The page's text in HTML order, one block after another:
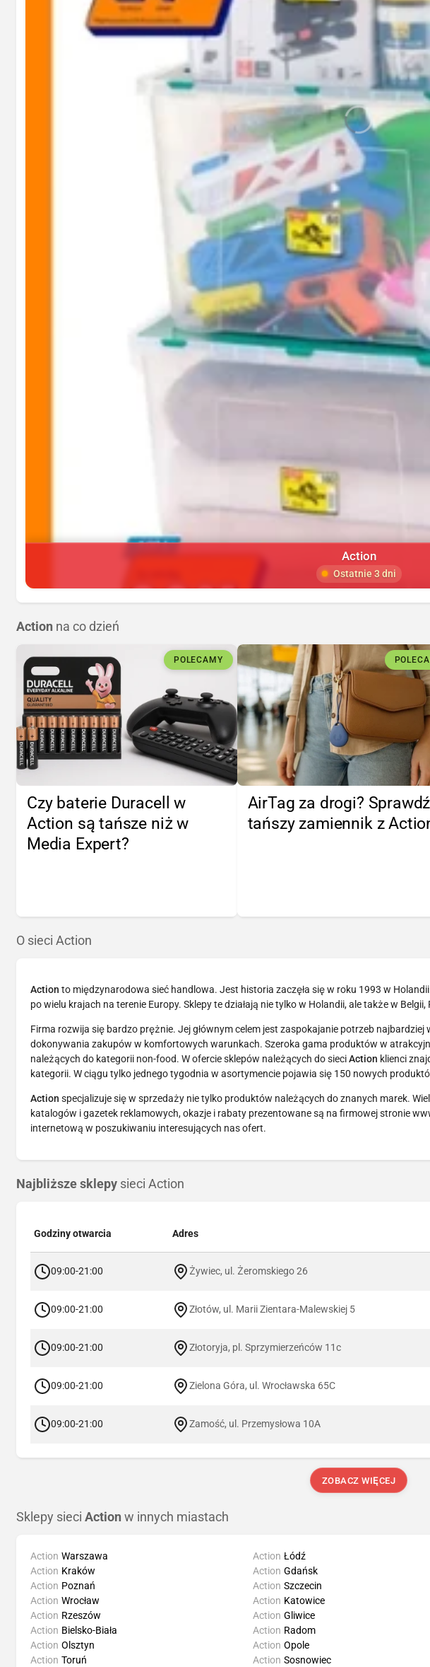
Action
Ostatnie 3 dni
Action na co dzień
POLECAMY
Czy baterie Duracell w
Action są tańsze niż w
Media Expert?
AirTag za drogi? Sprawdź
tańszy zamiennik z
O sieci Action
Action to międzynarodowa sieć handlowa. Jest historia zaczęła się w roku 1993 w
po wielu krajach na terenie Europy. Sklepy te działają nie tylko w Holandii, ale także w
Firma rozwija się bardzo prężnie. Jej głównym celem jest zaspokajanie potrzeb
dokonywania zakupów w komfortowych warunkach. Szeroka gama produktów w
należących do kategorii non-food. W ofercie sklepów należących do sieciAction klienci
kategorii. W ciągu tylko jednego tygodnia w asortymencie pojawia się 150 nowych
Action specjalizuje się w sprzedaży nie tylko produktów należących do znanych marek.
katalogów i gazetek reklamowych, okazje i rabaty prezentowane są na firmowej stronie
internetową w poszukiwaniu interesujących nas ofert.
Najbliższe sklepy sieci Action
Godziny otwarcia Adres
09:00-21:00 Żywiec, ul. Żeromskiego 26
09:00-21:00 Złotów, ul. Marii Zientara-Malewskiej 5
09:00-21:00 Złotoryja, pl. Sprzymierzeńców 11c
09:00-21:00 Zielona Góra, ul. Wrocławska 65C
09:00-21:00 Zamość, ul. Przemysłowa 10A
ZOBACZ WIĘCEJ
Sklepy sieci Action w innych miastach
Action Warszawa
Action Kraków
Action Poznań
Action Wrocław
Action Łódź
Action Gdańsk
Action Szczecin
Action Katowice
Action Rzeszów
Action Bielsko-Biała
Action Olsztyn
Action Toruń
Action Gliwice
Action Radom
Action Opole
Action Sosnowiec